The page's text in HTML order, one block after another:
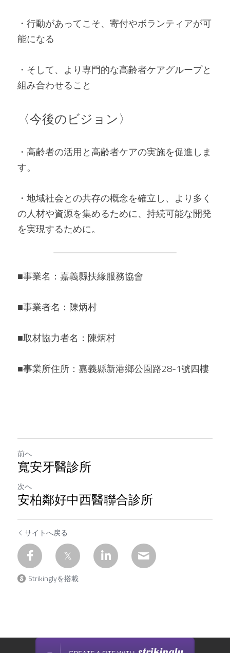
・行動があってこそ、寄付やボランティアが可
能になる
・そして、より専門的な高齢者ケアグループと
組み合わせること
〈今後のビジョン〉
・高齢者の活用と高齢者ケアの実施を促進しま
す。
・地域社会との共存の概念を確立し、より多く
の人材や資源を集めるために、持続可能な開発
を実現するために。
■事業名：嘉義縣扶緣服務協會
■事業者名：陳炳村
■取材協力者名：陳炳村
■事業所住所：嘉義縣新港鄉公園路28-1號四樓
前へ
寬安牙醫診所
次へ
安柏鄰好中西醫聯合診所
サイトへ戻る
Strikinglyを搭載